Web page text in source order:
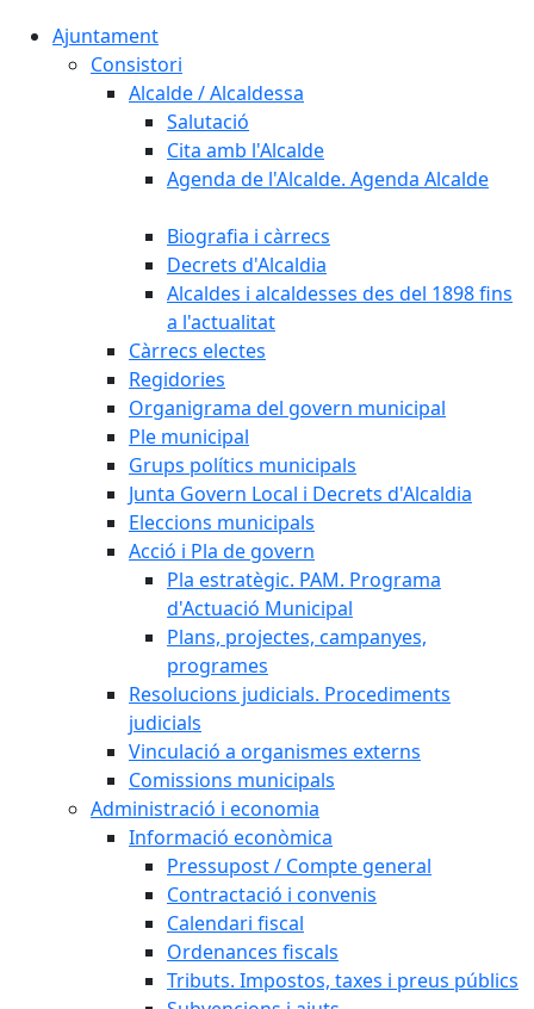
Ajuntament
Consistori
Alcalde / Alcaldessa
Salutació
Cita amb l'Alcalde
Agenda de l'Alcalde. Agenda Alcalde
Biografia i càrrecs
Decrets d'Alcaldia
Alcaldes i alcaldesses des del 1898 fins
a l'actualitat
Càrrecs electes
Regidories
Organigrama del govern municipal
Ple municipal
Grups polítics municipals
Junta Govern Local i Decrets d'Alcaldia
Eleccions municipals
Acció i Pla de govern
Pla estratègic. PAM. Programa
d'Actuació Municipal
Plans, projectes, campanyes,
programes
Resolucions judicials. Procediments
judicials
Vinculació a organismes externs
Comissions municipals
Administració i economia
Informació econòmica
Pressupost / Compte general
Contractació i convenis
Calendari fiscal
Ordenances fiscals
Tributs. Impostos, taxes i preus públics